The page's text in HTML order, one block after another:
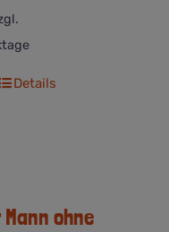
Details
ohne